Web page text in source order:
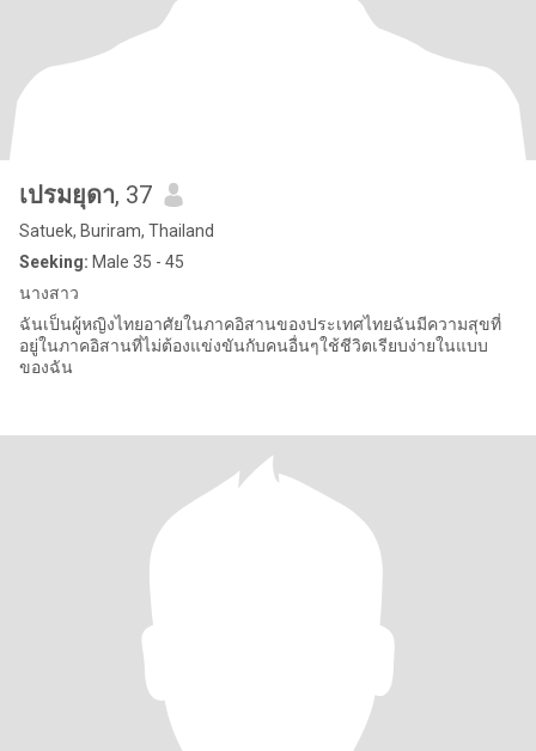
เปรมยุดา, 37
Satuek, Buriram, Thailand
Seeking: Male 35 - 45
นางสาว
ฉันเป็นผู้หญิงไทยอาศัยในภาคอิสานของประเทศไทยฉันมีความสุขที่
อยู่ในภาคอิสานที่ไม่ต้องแข่งขันกับคนอื่นๆใช้ชีวิตเรียบง่ายในแบบ
ของฉัน